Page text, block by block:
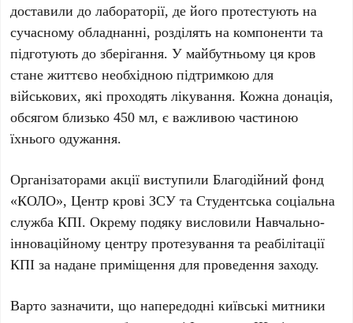
доставили до лабораторії, де його протестують на
сучасному обладнанні, розділять на компоненти та
підготують до зберігання. У майбутньому ця кров
стане життєво необхідною підтримкою для
військових, які проходять лікування. Кожна донація,
обсягом близько450 мл, є важливою частиною
їхнього одужання.
Організаторами акції виступилиБлагодійний фонд
«КОЛО»,Центр крові ЗСУ таСтудентська соціальна
служба КПІ. Окрему подяку висловилиНавчально-
інноваційному центру протезування та реабілітації
КПІ за надане приміщення для проведення заходу.
Варто зазначити, що напередодні київські митники